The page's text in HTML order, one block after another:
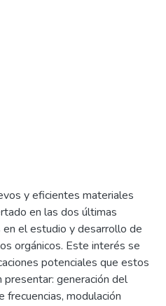
y eficientes materiales
en las dos últimas
el estudio y desarrollo de
orgánicos. Este interés se
potenciales que estos
generación del
frecuencias, modulación